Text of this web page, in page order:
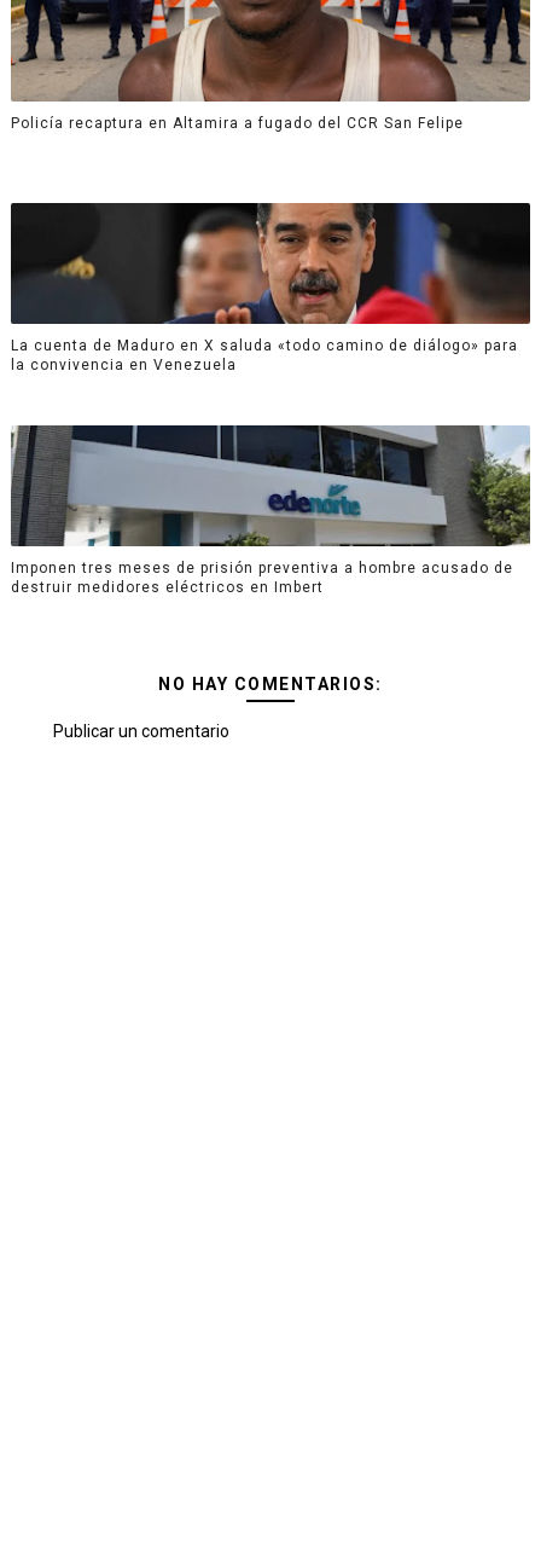
Policía recaptura en Altamira a fugado del CCR San Felipe
La cuenta de Maduro en X saluda «todo camino de diálogo» para
la convivencia en Venezuela
Imponen tres meses de prisión preventiva a hombre acusado de
destruir medidores eléctricos en Imbert
NO HAY COMENTARIOS:
Publicar un comentario